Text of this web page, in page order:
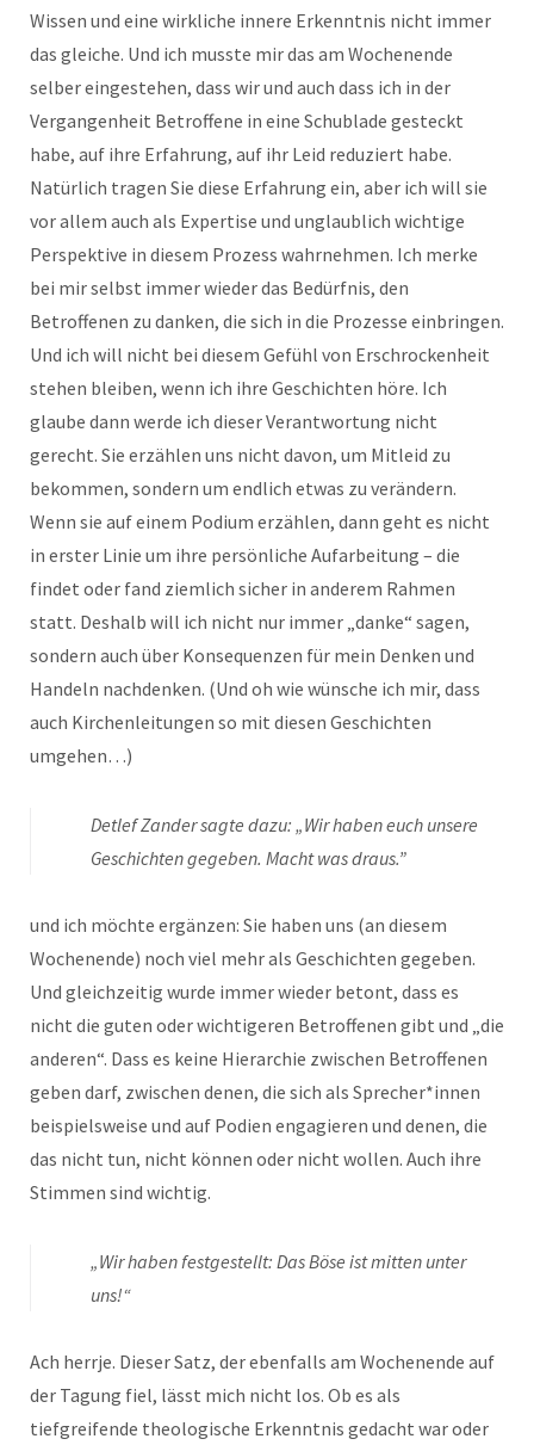
Wissen und eine wirkliche innere Erkenntnis nicht immer
das gleiche. Und ich musste mir das am Wochenende
selber eingestehen, dass wir und auch dass ich in der
Vergangenheit Betroffene in eine Schublade gesteckt
habe, auf ihre Erfahrung, auf ihr Leid reduziert habe.
Natürlich tragen Sie diese Erfahrung ein, aber ich will sie
vor allem auch als Expertise und unglaublich wichtige
Perspektive in diesem Prozess wahrnehmen. Ich merke
bei mir selbst immer wieder das Bedürfnis, den
Betroffenen zu danken, die sich in die Prozesse einbringen.
Und ich will nicht bei diesem Gefühl von Erschrockenheit
stehen bleiben, wenn ich ihre Geschichten höre. Ich
glaube dann werde ich dieser Verantwortung nicht
gerecht. Sie erzählen uns nicht davon, um Mitleid zu
bekommen, sondern um endlich etwas zu verändern.
Wenn sie auf einem Podium erzählen, dann geht es nicht
in erster Linie um ihre persönliche Aufarbeitung – die
findet oder fand ziemlich sicher in anderem Rahmen
statt. Deshalb will ich nicht nur immer „danke“ sagen,
sondern auch über Konsequenzen für mein Denken und
Handeln nachdenken. (Und oh wie wünsche ich mir, dass
auch Kirchenleitungen so mit diesen Geschichten
umgehen…)
Detlef Zander sagte dazu: „Wir haben euch unsere
Geschichten gegeben. Macht was draus.”
und ich möchte ergänzen: Sie haben uns (an diesem
Wochenende) noch viel mehr als Geschichten gegeben.
Und gleichzeitig wurde immer wieder betont, dass es
nicht die guten oder wichtigeren Betroffenen gibt und „die
anderen“. Dass es keine Hierarchie zwischen Betroffenen
geben darf, zwischen denen, die sich als Sprecher*innen
beispielsweise und auf Podien engagieren und denen, die
das nicht tun, nicht können oder nicht wollen. Auch ihre
Stimmen sind wichtig.
„Wir haben festgestellt: Das Böse ist mitten unter
uns!“
Ach herrje. Dieser Satz, der ebenfalls am Wochenende auf
der Tagung fiel, lässt mich nicht los. Ob es als
tiefgreifende theologische Erkenntnis gedacht war oder